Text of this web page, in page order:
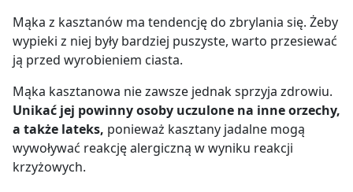
Mąka z kasztanów ma tendencję do zbrylania się. Żeby
wypieki z niej były bardziej puszyste, warto przesiewać
ją przed wyrobieniem ciasta.
Mąka kasztanowa nie zawsze jednak sprzyja zdrowiu.
Unikać jej powinny osoby uczulone na inne orzechy,
a także lateks, ponieważ kasztany jadalne mogą
wywoływać reakcję alergiczną w wyniku reakcji
krzyżowych.